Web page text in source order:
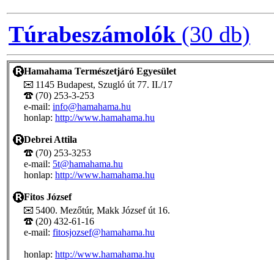
Túrabeszámolók (30 db)
Hamahama Természetjáró Egyesület
1145 Budapest, Szugló út 77. II./17
(70) 253-3-253
e-mail: info@hamahama.hu
honlap: http://www.hamahama.hu
Debrei Attila
(70) 253-3253
e-mail: 5t@hamahama.hu
honlap: http://www.hamahama.hu
Fitos József
5400. Mezőtúr, Makk József út 16.
(20) 432-61-16
e-mail: fitosjozsef@hamahama.hu
honlap: http://www.hamahama.hu